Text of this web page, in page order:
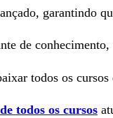
garantindo
de conhecimento,
todos os
todos os cursos